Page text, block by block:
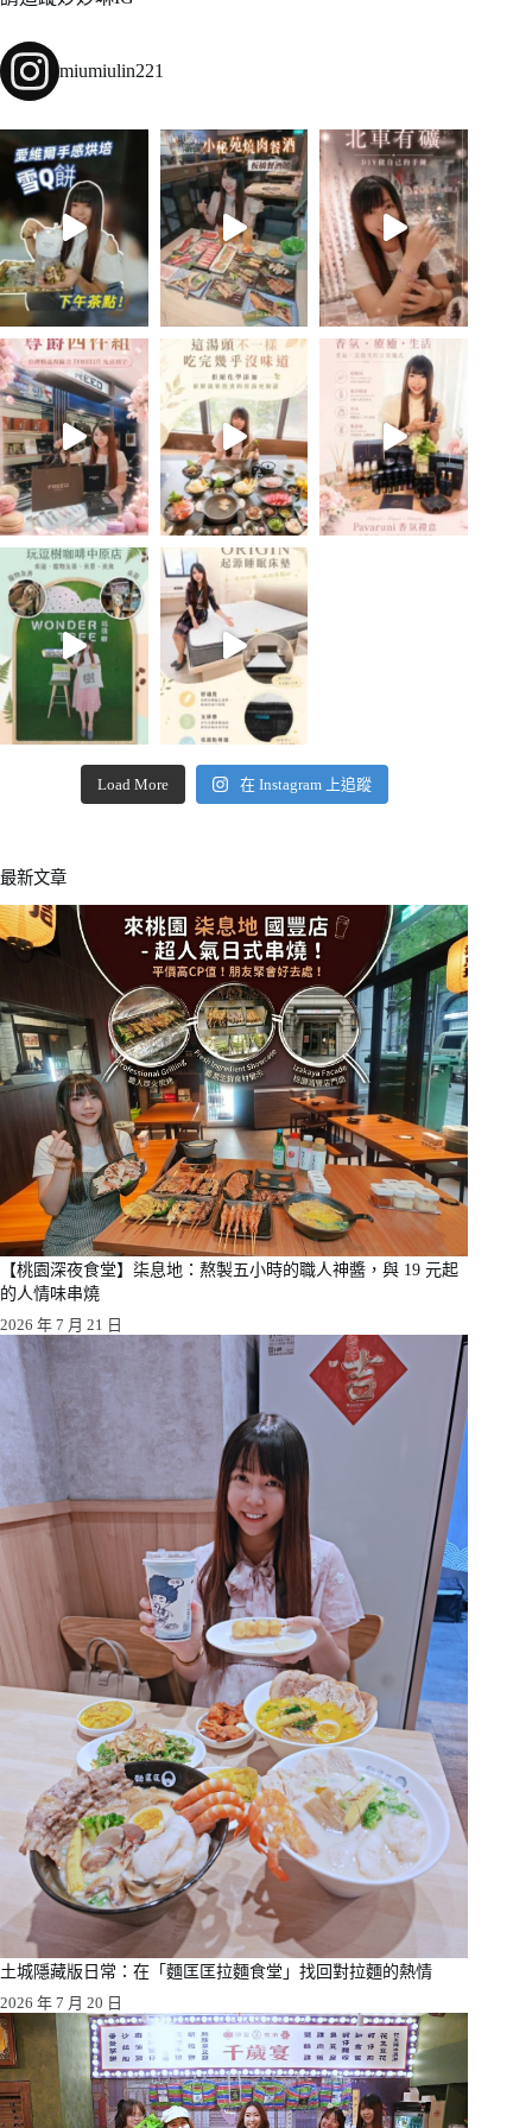
miumiulin221
Load More 在 Instagram 上追蹤
最新文章
【桃園深夜食堂】柒息地：熬製五小時的職人神醬，與 19 元起
的人情味串燒
2026 年 7 月 21 日
土城隱藏版日常：在「麵匡匡拉麵食堂」找回對拉麵的熱情
2026 年 7 月 20 日